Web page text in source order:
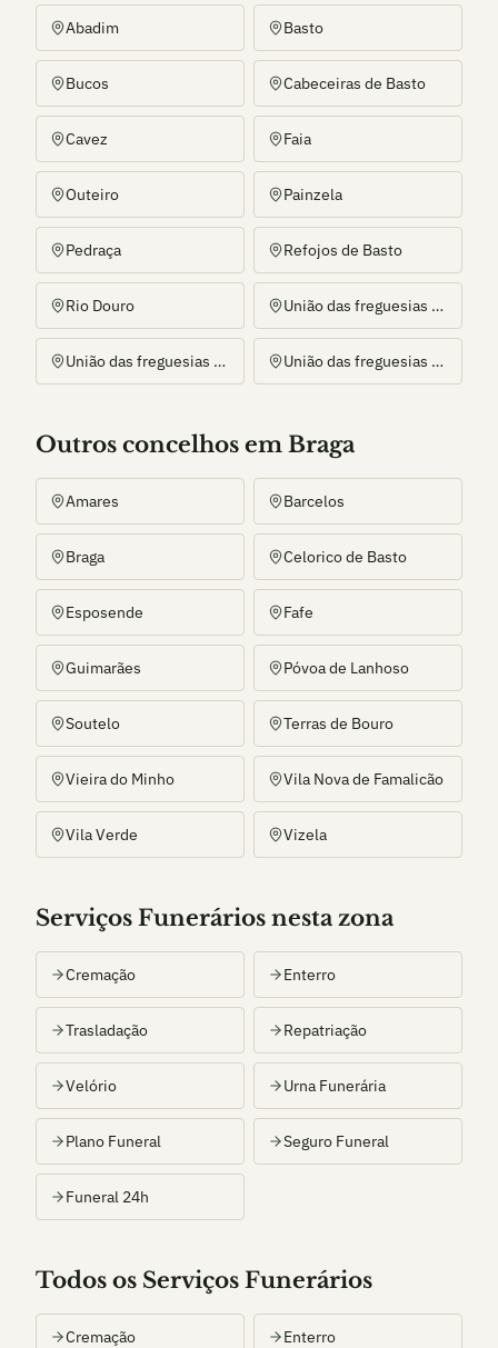
Abadim Basto
Bucos Cabeceiras de Basto
Cavez Faia
Outeiro Painzela
Pedraça Refojos de Basto
Rio Douro União das freguesias de Alvite e Passos
União das freguesias de Arco de Baúlhe e Vila Nune União das freguesias de Gondiães e Vilar de Cunhas
Outros concelhos em Braga
Amares Barcelos
Braga Celorico de Basto
Esposende Fafe
Guimarães Póvoa de Lanhoso
Soutelo Terras de Bouro
Vieira do Minho Vila Nova de Famalicão
Vila Verde Vizela
Serviços Funerários nesta zona
Cremação Enterro
Trasladação Repatriação
Velório Urna Funerária
Plano Funeral Seguro Funeral
Funeral 24h
Todos os Serviços Funerários
Cremação Enterro